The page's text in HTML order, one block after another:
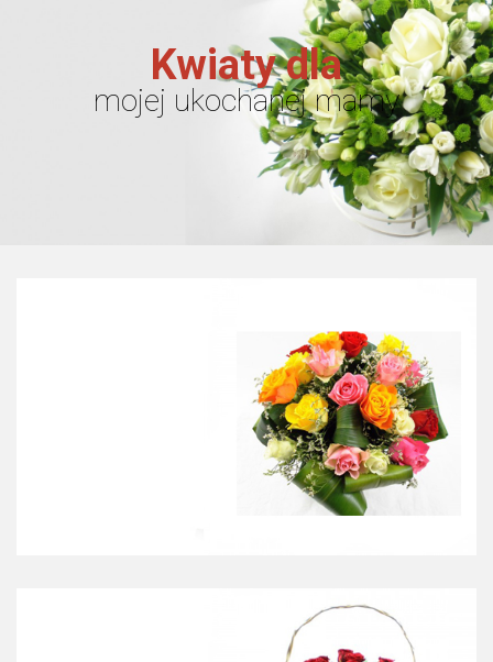
Kwiaty dla
mojej ukochanej mamy